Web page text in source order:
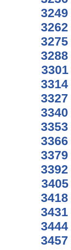
3249
3262
3275
3288
3301
3314
3327
3340
3353
3366
3379
3392
3405
3418
3431
3444
3457